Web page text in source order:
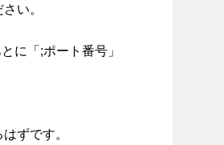
い。
に「;ポート番号」
ずです。